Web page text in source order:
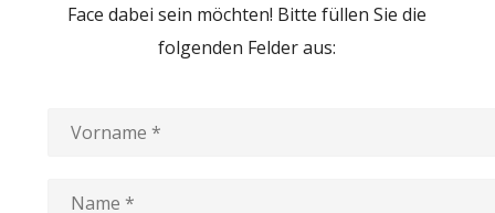
Face dabei sein möchten! Bitte füllen Sie die
folgenden Felder aus: